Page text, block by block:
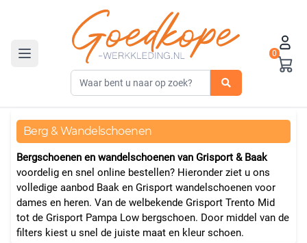
Toggle navigation
0
Berg & Wandelschoenen
Bergschoenen en wandelschoenen van Grisport & Baak
voordelig en snel online bestellen? Hieronder ziet u ons
volledige aanbod Baak en Grisport wandelschoenen voor
dames en heren. Van de welbekende Grisport Trento Mid
tot de Grisport Pampa Low bergschoen. Door middel van de
filters kiest u snel de juiste maat en kleur schoen.